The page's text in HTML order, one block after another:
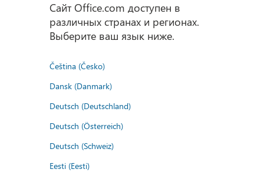
Сайт Office.com доступен в
различных странах и регионах.
Выберите ваш язык ниже.
Čeština (Česko)
Dansk (Danmark)
Deutsch (Deutschland)
Deutsch (Österreich)
Deutsch (Schweiz)
Eesti (Eesti)